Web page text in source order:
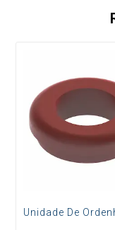
Unidade De